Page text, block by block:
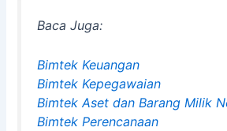
Baca Juga:
Bimtek Keuangan
Bimtek Kepegawaian
Bimtek Aset dan Barang Milik
Bimtek Perencanaan